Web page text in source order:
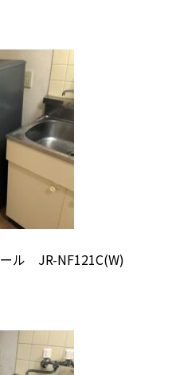
ル JR-NF121C(W)